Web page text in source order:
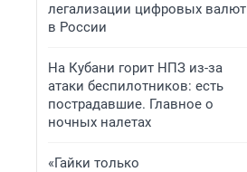
легализации цифровых валют
в России
На Кубани горит НПЗ из-за
атаки беспилотников: есть
пострадавшие. Главное о
ночных налетах
«Гайки только